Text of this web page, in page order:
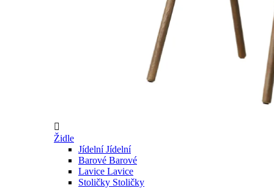

Židle
Jídelní Jídelní
Barové Barové
Lavice Lavice
Stoličky Stoličky